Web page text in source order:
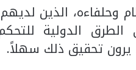
وحلفاءه، الذين
الدولية
يرون تحقيق ذلك سهلاً.